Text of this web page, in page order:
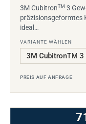
3M CubitronTM 3
präzisionsgeformtes
ideal…
VARIANTE WÄHLEN
PREIS AUF ANFRAGE